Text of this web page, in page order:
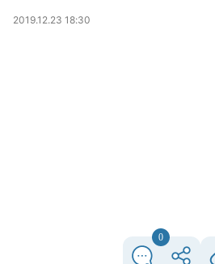
2019.12.23 18:30
0